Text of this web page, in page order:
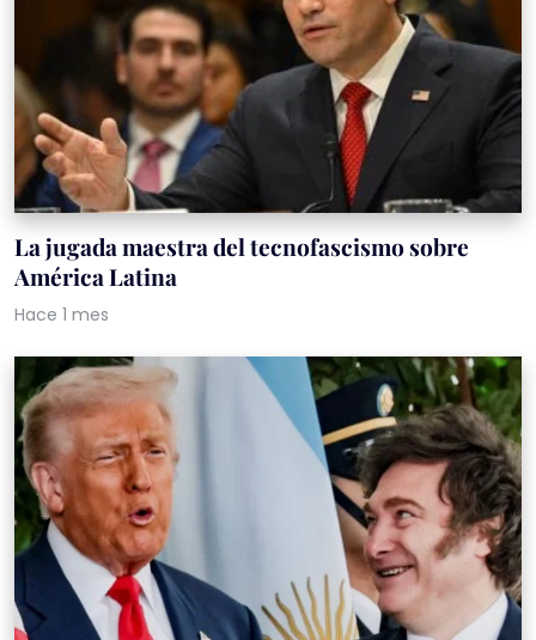
La jugada maestra del tecnofascismo sobre
América Latina
Hace 1 mes